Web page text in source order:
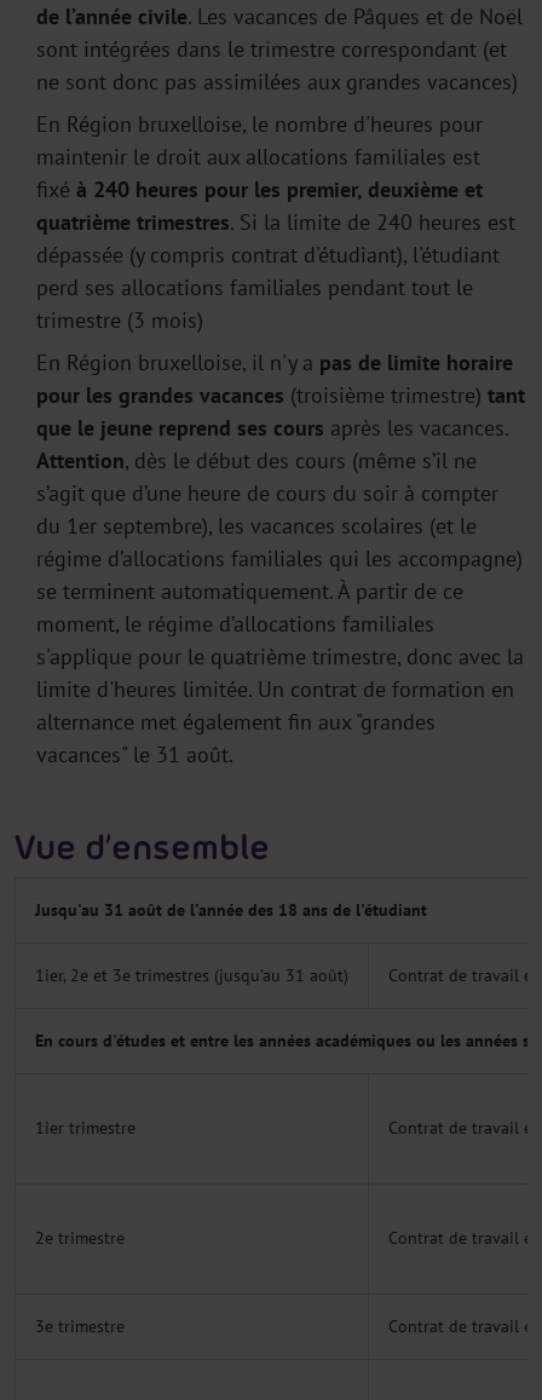
de l’année civile. Les vacances de Pâques et de Noël
sont intégrées dans le trimestre correspondant (et
ne sont donc pas assimilées aux grandes vacances)
En Région bruxelloise, le nombre d'heures pour
maintenir le droit aux allocations familiales est
fixé à 240 heures pour les premier, deuxième et
quatrième trimestres. Si la limite de 240 heures est
dépassée (y compris contrat d'étudiant), l'étudiant
perd ses allocations familiales pendant tout le
trimestre (3 mois)
En Région bruxelloise, il n'y a pas de limite horaire
pour les grandes vacances (troisième trimestre) tant
que le jeune reprend ses cours après les vacances.
Attention, dès le début des cours (même s’il ne
s’agit que d’une heure de cours du soir à compter
du 1er septembre), les vacances scolaires (et le
régime d’allocations familiales qui les accompagne)
se terminent automatiquement. À partir de ce
moment, le régime d’allocations familiales
s'applique pour le quatrième trimestre, donc avec la
limite d'heures limitée. Un contrat de formation en
alternance met également fin aux "grandes
vacances" le 31 août.
Vue d’ensemble
Jusqu'au 31 août de l'année des 18 ans de l'étudiant
1ier, 2e et 3e trimestres (jusqu’au 31 août) Contrat de travail
En cours d'études et entre les années académiques ou les
1ier trimestre Contrat de travail
2e trimestre Contrat de travail
3e trimestre Contrat de travail